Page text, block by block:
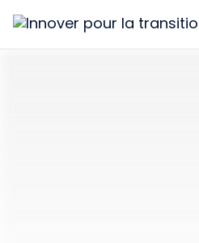
Innover
pour